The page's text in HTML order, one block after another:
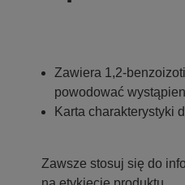
Zawiera 1,2-
powodować
Karta charakterystyki
Zawsze stosuj się do